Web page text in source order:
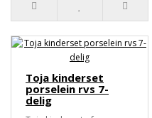
Toja kinderset
porselein rvs 7-
delig